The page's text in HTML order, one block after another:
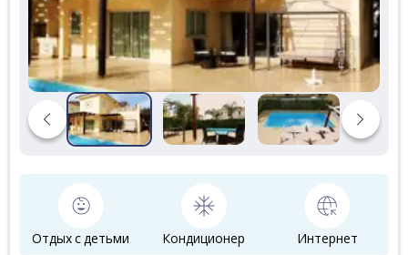
Отдых с детьми Кондиционер Интернет